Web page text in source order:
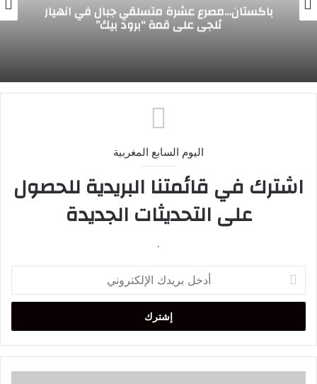
الدولي المغربي رضوان حلحال ينضم إلى فينيزيا
الإيطالي
اليوم السابع المغربية
اشترك في قائمتنا البريدية للحصول
على التحديثات الجديدة
.
بريدك
الإلكتروني